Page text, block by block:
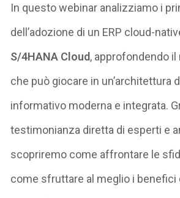
In questo webinar analizziamo i
dell’adozione di un ERP cloud-
S/4HANA Cloud, approfondendo
che può giocare in un’architettura
informativo moderna e integrata.
testimonianza diretta di esperti e
scopriremo come affrontare le
come sfruttare al meglio i benefici